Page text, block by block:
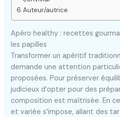
Auteur/autrice
Apéro healthy : recettes
les papilles
Transformer un apéritif
demande une attention
proposées. Pour préserver
judicieux d’opter pour des
composition est maîtrisée. En
et variée s’impose, allant des